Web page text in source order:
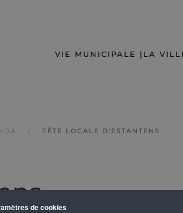
de cookies
VIE MUNICIPALE | LA
FÊTE LOCALE D'ESTANTENS